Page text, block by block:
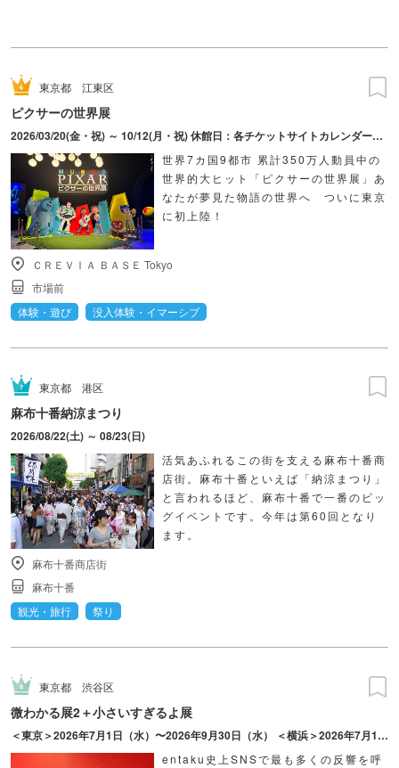
東京都 江東区
ピクサーの世界展
2026/03/20(金・祝) ～ 10/12(月・祝) 休館日：各チケットサイトカレンダーにてご確認ください。
世界7カ国9都市 累計350万人動員中の
世界的大ヒット「ピクサーの世界展」あ
なたが夢見た物語の世界へ ついに東京
に初上陸！
ＣＲＥＶＩＡ ＢＡＳＥ Tokyo
市場前
体験・遊び
没入体験・イマーシブ
東京都 港区
麻布十番納涼まつり
2026/08/22(土) ～ 08/23(日)
活気あふれるこの街を支える麻布十番商
店街。麻布十番といえば「納涼まつり」
と言われるほど、麻布十番で一番のビッ
グイベントです。今年は第60回となり
ます。
麻布十番商店街
麻布十番
観光・旅行
祭り
東京都 渋谷区
微わかる展2＋小さいすぎるよ展
＜東京＞2026年7月1日（水）〜2026年9月30日（水） ＜横浜＞2026年7月17日（金）〜2026年10月18日（日）
entaku史上SNSで最も多くの反響を呼